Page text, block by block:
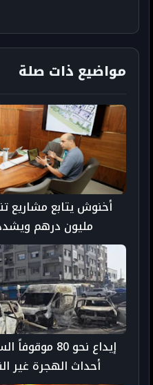
مواضيع ذات صلة
مليون درهم
إيداع نحو 80
أحداث الهجرة غير